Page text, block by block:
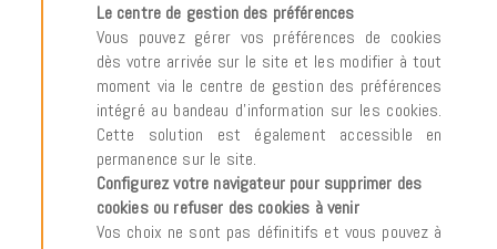
Le centre de gestion des préférences
Vous pouvez gérer vos préférences de cookies
dès votre arrivée sur le site et les modifier à tout
moment via le centre de gestion des préférences
intégré au bandeau d’information sur les cookies.
Cette solution est également accessible en
permanence sur le site.
Configurez votre navigateur pour supprimer des
cookies ou refuser des cookies à venir
Vos choix ne sont pas définitifs et vous pouvez à